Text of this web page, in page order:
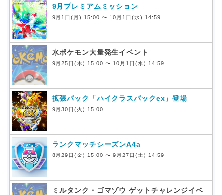
9月プレミアムミッション
9月1日(月) 15:00 〜 10月1日(水) 14:59
水ポケモン大量発生イベント
9月25日(木) 15:00 〜 10月1日(水) 14:59
拡張パック「ハイクラスパックex」登場
9月30日(火) 15:00
ランクマッチシーズンA4a
8月29日(金) 15:00 〜 9月27日(土) 14:59
ミルタンク・ゴマゾウ ゲットチャレンジイベ